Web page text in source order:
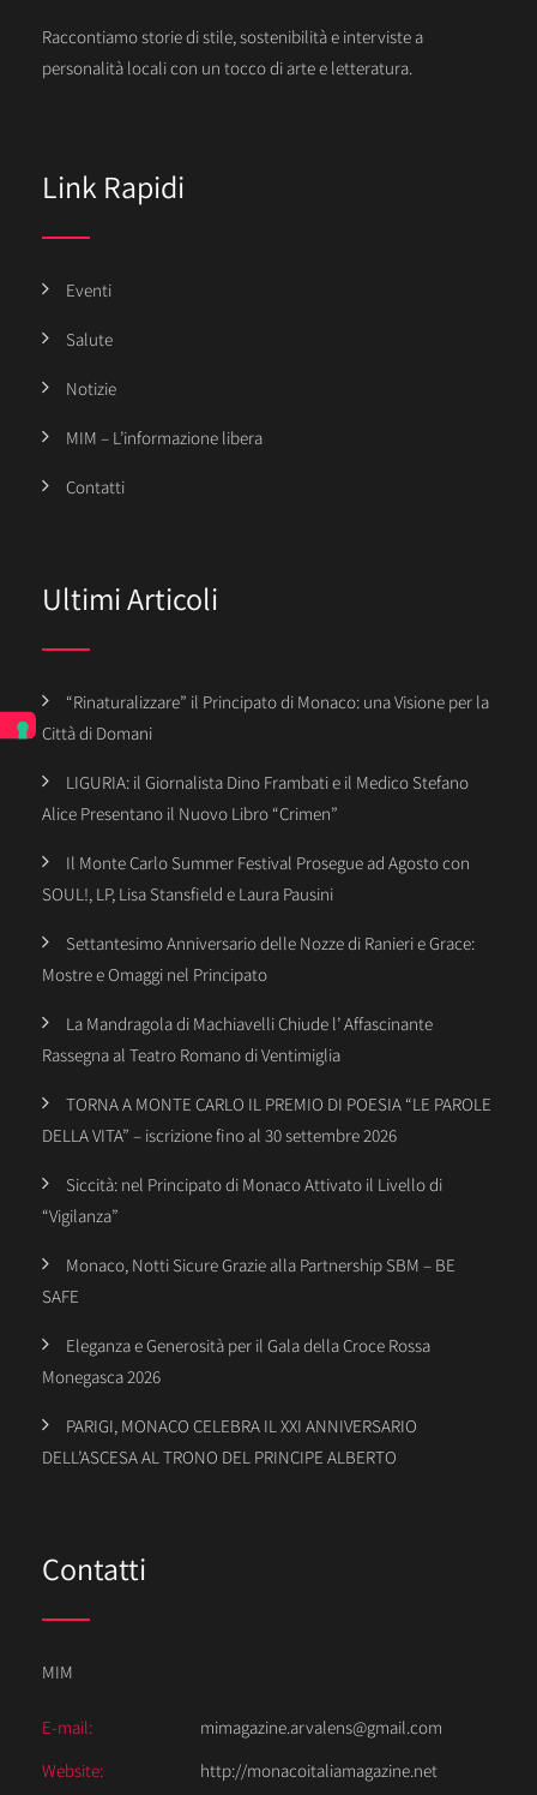
Raccontiamo storie di stile, sostenibilità e interviste a
personalità locali con un tocco di arte e letteratura.
Link Rapidi
Eventi
Salute
Notizie
MIM – L’informazione libera
Contatti
Ultimi Articoli
“Rinaturalizzare” il Principato di Monaco: una Visione per la
Città di Domani
LIGURIA: il Giornalista Dino Frambati e il Medico Stefano
Alice Presentano il Nuovo Libro “Crimen”
Il Monte Carlo Summer Festival Prosegue ad Agosto con
SOUL!, LP, Lisa Stansfield e Laura Pausini
Settantesimo Anniversario delle Nozze di Ranieri e Grace:
Mostre e Omaggi nel Principato
La Mandragola di Machiavelli Chiude l’ Affascinante
Rassegna al Teatro Romano di Ventimiglia
TORNA A MONTE CARLO IL PREMIO DI POESIA “LE PAROLE
DELLA VITA” – iscrizione fino al 30 settembre 2026
Siccità: nel Principato di Monaco Attivato il Livello di
“Vigilanza”
Monaco, Notti Sicure Grazie alla Partnership SBM – BE
SAFE
Eleganza e Generosità per il Gala della Croce Rossa
Monegasca 2026
PARIGI, MONACO CELEBRA IL XXI ANNIVERSARIO
DELL’ASCESA AL TRONO DEL PRINCIPE ALBERTO
Contatti
MIM
E-mail:
mimagazine.arvalens@gmail.com
Website:
http://monacoitaliamagazine.net